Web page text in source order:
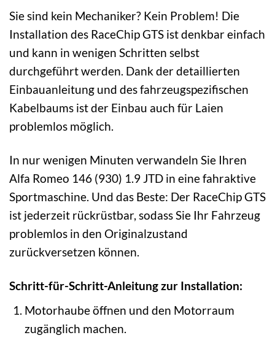
Sie sind kein Mechaniker? Kein Problem! Die
Installation des RaceChip GTS ist denkbar einfach
und kann in wenigen Schritten selbst
durchgeführt werden. Dank der detaillierten
Einbauanleitung und des fahrzeugspezifischen
Kabelbaums ist der Einbau auch für Laien
problemlos möglich.
In nur wenigen Minuten verwandeln Sie Ihren
Alfa Romeo 146 (930) 1.9 JTD in eine fahraktive
Sportmaschine. Und das Beste: Der RaceChip GTS
ist jederzeit rückrüstbar, sodass Sie Ihr Fahrzeug
problemlos in den Originalzustand
zurückversetzen können.
Schritt-für-Schritt-Anleitung zur Installation:
Motorhaube öffnen und den Motorraum
zugänglich machen.